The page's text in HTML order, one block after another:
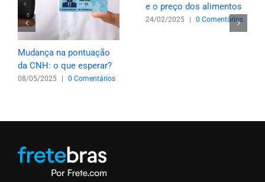
Mudança na pontuação
da CNH: o que esperar?
08/05/2025 0 Comentários
e o preço dos alimentos
24/02/2025 0 Comentários